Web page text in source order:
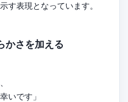
す表現となっています。
かさを加える
いです」